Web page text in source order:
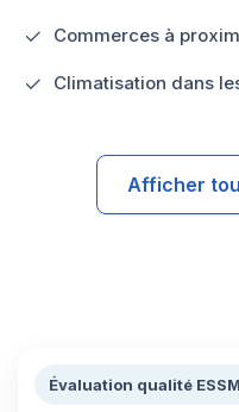
Commerces à
Climatisation dans
Afficher
Évaluation qualité